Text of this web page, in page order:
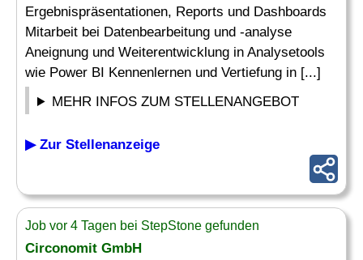
Ergebnispräsentationen, Reports und Dashboards
Mitarbeit bei Datenbearbeitung und -analyse
Aneignung und Weiterentwicklung in Analysetools
wie Power BI Kennenlernen und Vertiefung in [...]
MEHR INFOS ZUM STELLENANGEBOT
▶ Zur Stellenanzeige
Job vor 4 Tagen bei StepStone gefunden
Circonomit GmbH